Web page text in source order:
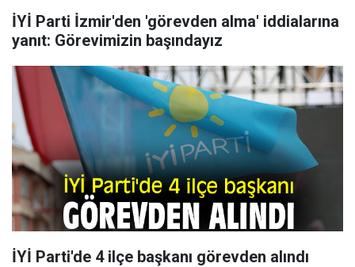
İYİ Parti İzmir'den 'görevden alma' iddialarına
yanıt: Görevimizin başındayız
İYİ Parti'de 4 ilçe başkanı görevden alındı